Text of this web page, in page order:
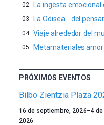
La ingesta
La Odisea… del
Viaje alrededor del
Metamateriales
PRÓXIMOS EVENTOS
Bilbo Zientzia Plaza
Un
año
16 de septiembre, 2026–4
2026